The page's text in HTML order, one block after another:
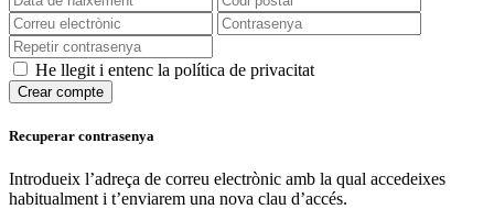
He llegit i entenc la política de privacitat
Crear compte
Recuperar contrasenya
Introdueix l’adreça de correu electrònic amb la qual accedeixes
habitualment i t’enviarem una nova clau d’accés.